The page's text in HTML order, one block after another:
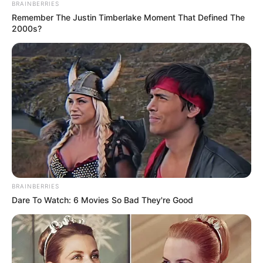
Cheval de vitesse par excellence, Horizon d’Eymy
enchaîne les performances solides. Bien que placé
sabots. Il a déjà gagné deux fois sur ce parcours, en
signant même un chrono impressionnant de 1’11’’1.
Sa constance inspire confiance. S’il bénéficie d’un
bon parcours, il peut dominer la course.
GREAT ROCK (1)
Son numéro idéal derrière la voiture est un
avantage stratégique. Sa régularité et sa forme
actuelle plaident en sa faveur. En février, il avait
gagné ici-même en 1’11 »8. Il reste sur une belle
une base solide pour le Quinté.
La suite de l’analyse du Pronostic
BRAINBERRIES
Remember The Justin Timberlake Moment That Defined The
2000s?
BRAINBERRIES
Dare To Watch: 6 Movies So Bad They're Good